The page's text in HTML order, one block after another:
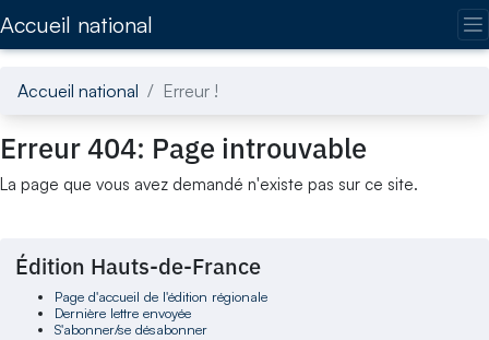
Accueil national
Accueil national Erreur !
Erreur 404: Page introuvable
La page que vous avez demandé n'existe pas sur ce site.
Édition Hauts-de-France
Page d'accueil de l'édition régionale
Dernière lettre envoyée
S'abonner/se désabonner